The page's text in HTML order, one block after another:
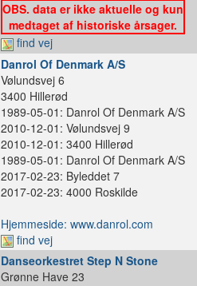
OBS. data er ikke aktuelle og kun
medtaget af historiske årsager.
find vej
Danrol Of Denmark A/S
Vølundsvej 6
3400 Hillerød
1989-05-01: Danrol Of Denmark A/S
2010-12-01: Vølundsvej 9
2010-12-01: 3400 Hillerød
1989-05-01: Danrol Of Denmark A/S
2017-02-23: Byleddet 7
2017-02-23: 4000 Roskilde
Hjemmeside: www.danrol.com
find vej
Danseorkestret Step N Stone
Grønne Have 23